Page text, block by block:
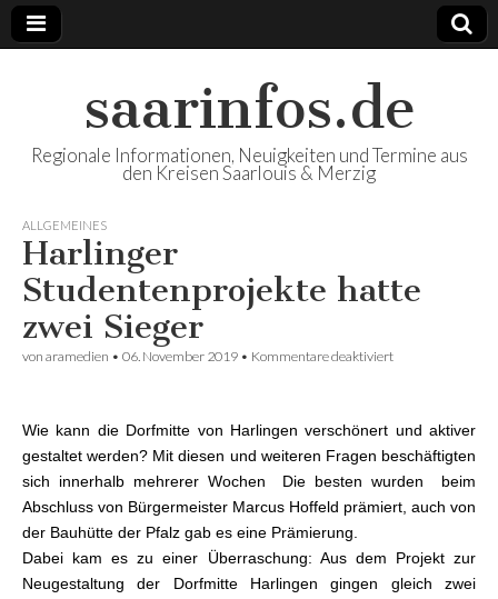
saarinfos.de
Regionale Informationen, Neuigkeiten und Termine aus
den Kreisen Saarlouis & Merzig
ALLGEMEINES
Harlinger
Studentenprojekte hatte
zwei Sieger
von aramedien • 06. November 2019 • Kommentare deaktiviert
Wie kann die Dorfmitte von Harlingen verschönert und aktiver
gestaltet werden? Mit diesen und weiteren Fragen beschäftigten
sich innerhalb mehrerer Wochen Die besten wurden beim
Abschluss von Bürgermeister Marcus Hoffeld prämiert, auch von
der Bauhütte der Pfalz gab es eine Prämierung.
Dabei kam es zu einer Überraschung: Aus dem Projekt zur
Neugestaltung der Dorfmitte Harlingen gingen gleich zwei